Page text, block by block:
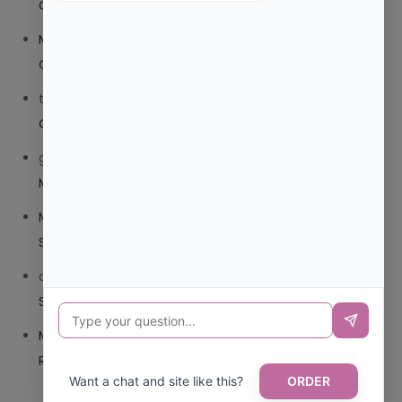
O TRIBEDOCE DX?
Mariana Pozo
COMPUESTO O TRIBEDOCE DX?
trolls_pipis
O TRIBEDOCE DX?
giovannaservin220
MUNICIPIO?
Mariana Pozo
SANITARIA CANARIA?
carmenharacil
SANITARIA CANARIA?
Mariana Pozoen¿CUAL ES CODIGO POSTAL DE
REPUBLICA DOMINICANA?
Want a chat and site like this? ORDER